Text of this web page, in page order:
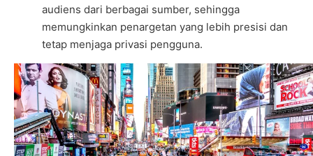
audiens dari berbagai sumber, sehingga
memungkinkan penargetan yang lebih presisi dan
tetap menjaga privasi pengguna.